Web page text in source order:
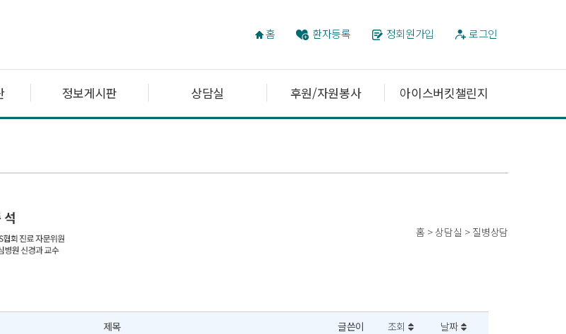
홈 환자등록 정회원가입 로그인
정보게시판 상담실 후원/자원봉사 아이스버킷챌린지
홈 > 상담실 > 질병상담
제목 글쓴이 조회 날짜